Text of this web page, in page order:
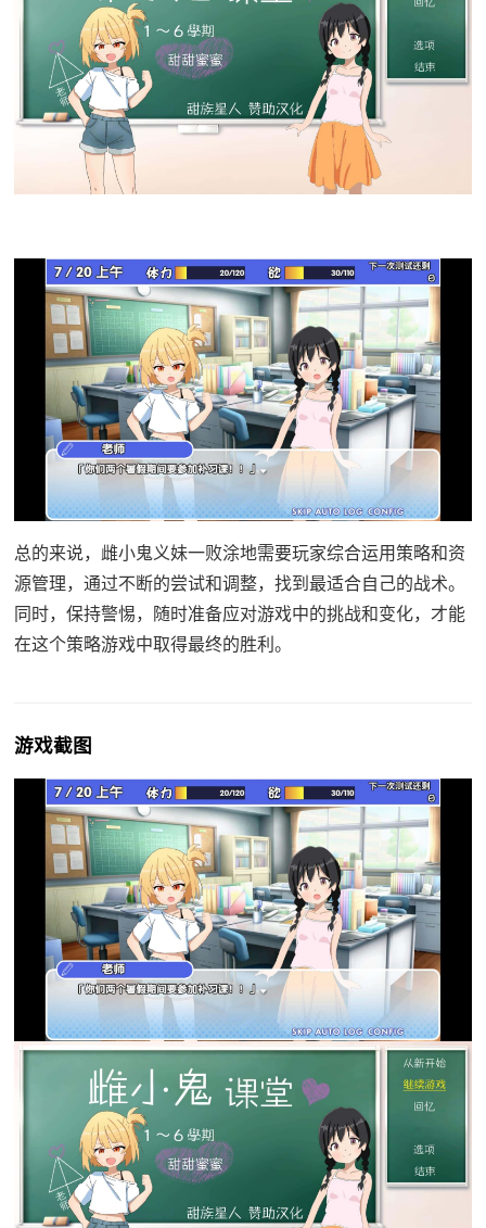
总的来说，雌小鬼义妹一败涂地需要玩家综合运用策略和资
源管理，通过不断的尝试和调整，找到最适合自己的战术。
同时，保持警惕，随时准备应对游戏中的挑战和变化，才能
在这个策略游戏中取得最终的胜利。
游戏截图